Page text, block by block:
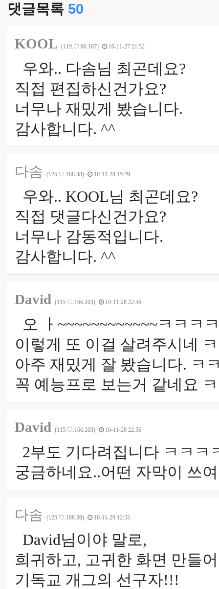
댓글목록 50
KOOL (119.♡.80.187) 10-11-27 21:52
우와.. 다솜님 최곤데요?
직접 편집하신건가요?
너무나 재밌게 봤습니다.
감사합니다. ^^
다솜 (125.♡.188.38) 10-11-28 15:29
우와.. KOOL님 최곤데요?
직접 댓글다신건가요?
너무나 감동적입니다.
감사합니다. ^^
David (115.♡.166.203) 10-11-28 22:56
오 ㅏ~~~~~~~~~~~~ㅋㅋㅋ
이렇게 또 이걸 살려주시네
아주 재밌게 잘 봤습니다. ㅋ
꼭 예능프로 보는거 같네요
David (115.♡.166.203) 10-11-28 22:56
2부도 기다려집니다 ㅋㅋㅋ
궁금하네요..어떤 자막이 쓰
다솜 (125.♡.188.38) 10-11-29 12:55
David님이야 말로,
희귀하고, 고귀한 화면 만들
기독교 개그의 선구자!!!